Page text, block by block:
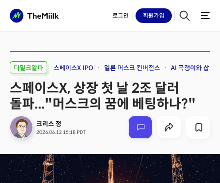
로그인 회원가입
더밀크알파 스페이스X IPO 일론 머스크 컨버전스 AI 곡괭이와 삽
스페이스X, 상장 첫 날 2조 달러
돌파..."머스크의 꿈에 베팅하나?"
크리스 정
2026.06.12 15:18 PDT